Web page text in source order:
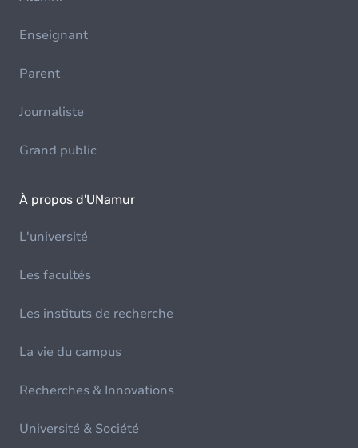
Enseignant
Parent
Journaliste
Grand public
À propos d'UNamur
L'université
Les facultés
Les instituts de recherche
La vie du campus
Recherches & Innovations
Université & Société